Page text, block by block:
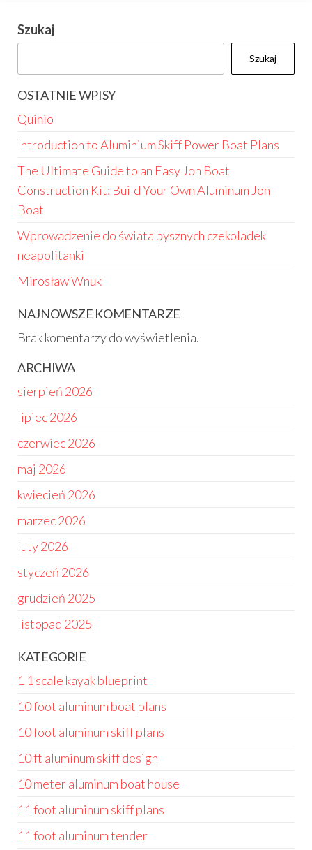
Szukaj
Szukaj
OSTATNIE WPISY
Quinio
Introduction to Aluminium Skiff Power Boat Plans
The Ultimate Guide to an Easy Jon Boat
Construction Kit: Build Your Own Aluminum Jon
Boat
Wprowadzenie do świata pysznych czekoladek
neapolitanki
Mirosław Wnuk
NAJNOWSZE KOMENTARZE
Brak komentarzy do wyświetlenia.
ARCHIWA
sierpień 2026
lipiec 2026
czerwiec 2026
maj 2026
kwiecień 2026
marzec 2026
luty 2026
styczeń 2026
grudzień 2025
listopad 2025
KATEGORIE
1 1 scale kayak blueprint
10 foot aluminum boat plans
10 foot aluminum skiff plans
10 ft aluminum skiff design
10 meter aluminum boat house
11 foot aluminum skiff plans
11 foot aluminum tender